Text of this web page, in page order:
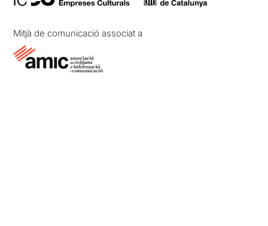
Mitjà de comunicació associat a